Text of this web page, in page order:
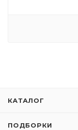
КАТАЛОГ
ПОДБОРКИ